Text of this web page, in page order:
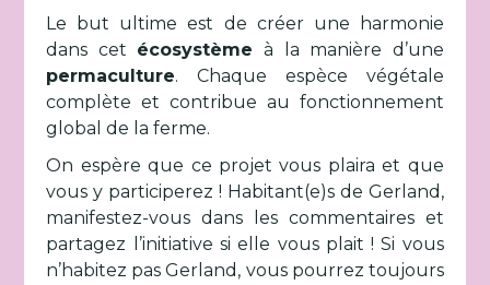
Le but ultime est de créer une harmonie
dans cet écosystème à la manière d’une
permaculture. Chaque espèce végétale
complète et contribue au fonctionnement
global de la ferme.
On espère que ce projet vous plaira et que
vous y participerez ! Habitant(e)s de Gerland,
manifestez-vous dans les commentaires et
partagez l’initiative si elle vous plait ! Si vous
n’habitez pas Gerland, vous pourrez toujours